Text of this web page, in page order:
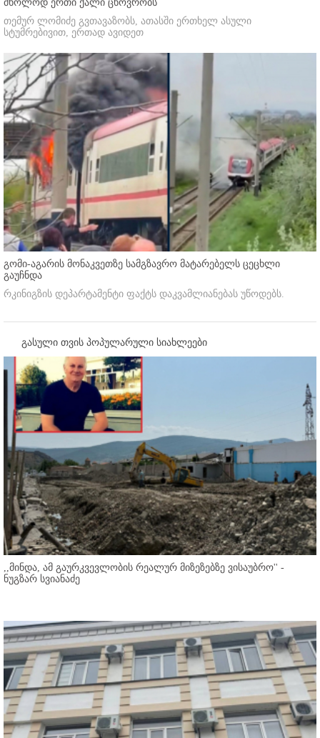
მხოლოდ ერთი ქალი ცხოვრობს
თემურ ლომიძე გვთავაზობს, ათასში ერთხელ ასული
სტუმრებივით, ერთად ავიდეთ
გომი-აგარის მონაკვეთზე სამგზავრო მატარებელს ცეცხლი
გაუჩნდა
რკინიგზის დეპარტამენტი ფაქტს დაკვამლიანებას უწოდებს.
გასული თვის პოპულარული სიახლეები
,,მინდა, ამ გაურკვევლობის რეალურ მიზეზებზე ვისაუბრო'' -
ნუგზარ სვიანაძე